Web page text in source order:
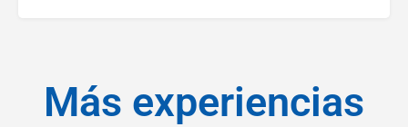
Más experiencias